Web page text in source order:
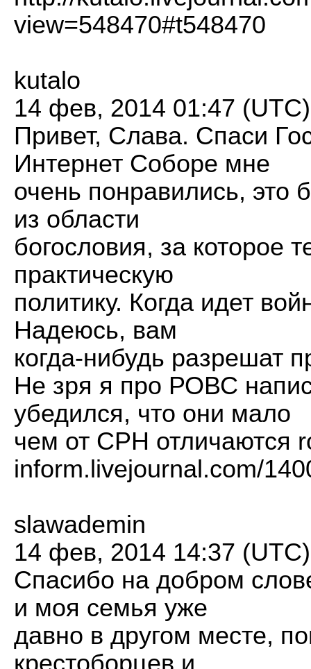
view=548470#t548470
kutalo
14 фев, 2014 01:47 (UTC)
Привет, Слава. Спаси
Интернет Соборе мне
очень понравились,
из области
богословия, за которое
практическую
политику. Когда идет
Надеюсь, вам
когда-нибудь разрешат
Не зря я про РОВС
убедился, что они мало
чем от СРН отличаются
inform.livejournal.com/
slawademin
14 фев, 2014 14:37 (UTC)
Спасибо на добром
и моя семья уже
давно в другом месте,